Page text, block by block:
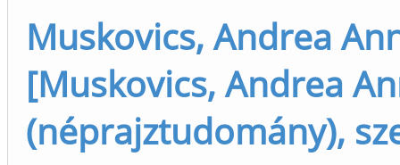
Muskovics, Andrea
[Muskovics, Andrea
(néprajztudomány),